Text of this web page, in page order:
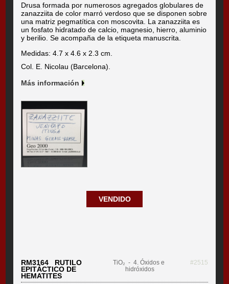
Drusa formada por numerosos agregados globulares de
zanazziita de color marró verdoso que se disponen sobre
una matriz pegmatítica con moscovita. La zanazziita es
un fosfato hidratado de calcio, magnesio, hierro, aluminio
y berilio. Se acompaña de la etiqueta manuscrita.
Medidas: 4.7 x 4.6 x 2.3 cm.
Col. E. Nicolau (Barcelona).
Más información
VENDIDO
RM3164 RUTILO
EPITÁCTICO DE
HEMATITES
TiO₂ - 4. Óxidos e
hidróxidos
#2515